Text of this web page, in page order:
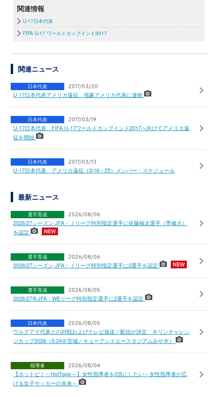
関連情報
U-17日本代表
FIFA U-17 ワールドカップインド2017
関連ニュース
日本代表 2017/03/20
U-17日本代表アメリカ遠征 強豪アメリカ代表に連敗
日本代表 2017/03/19
U-17日本代表、FIFA U-17ワールドカップインド2017へ向けてアメリカ遠
征を開始
日本代表 2017/03/13
U-17日本代表 アメリカ遠征（3/16～25）メンバー・スケジュール
最新ニュース
選手育成 2026/08/06
2026/27シーズン JFA・Ｊリーグ特別指定選手に佐藤柚太選手（専修大）
を認定
選手育成 2026/08/06
2026/27シーズン JFA・Ｊリーグ特別指定選手に2選手を認定
選手育成 2026/08/05
2026/27年JFA・WEリーグ特別指定選手に2選手を認定
日本代表 2026/08/05
ウルグアイ代表との対戦およびテレビ放送／配信が決定 キリンチャレン
ジカップ2026（9.24＠宮城／キューアンドエースタジアムみやぎ）
指導者 2026/08/04
【ホットピ！～HotTopic～】女性指導者を2倍にしたい～女性指導者が広
げる女子サッカーの未来～